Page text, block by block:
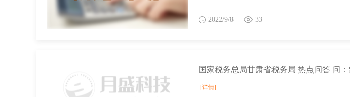
2022/9/8 33
[详情]